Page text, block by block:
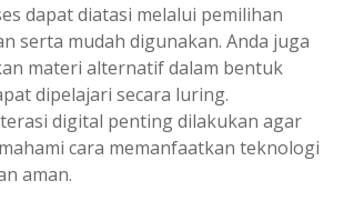
dapat diatasi melalui pemilihan
serta mudah digunakan. Anda juga
materi alternatif dalam bentuk
dipelajari secara luring.
digital penting dilakukan agar
cara memanfaatkan teknologi
aman.